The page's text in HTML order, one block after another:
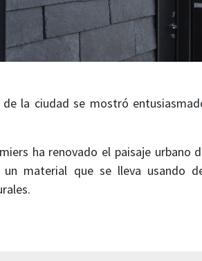
la ciudad se mostró
ha renovado el paisaje
un material que se lleva usando